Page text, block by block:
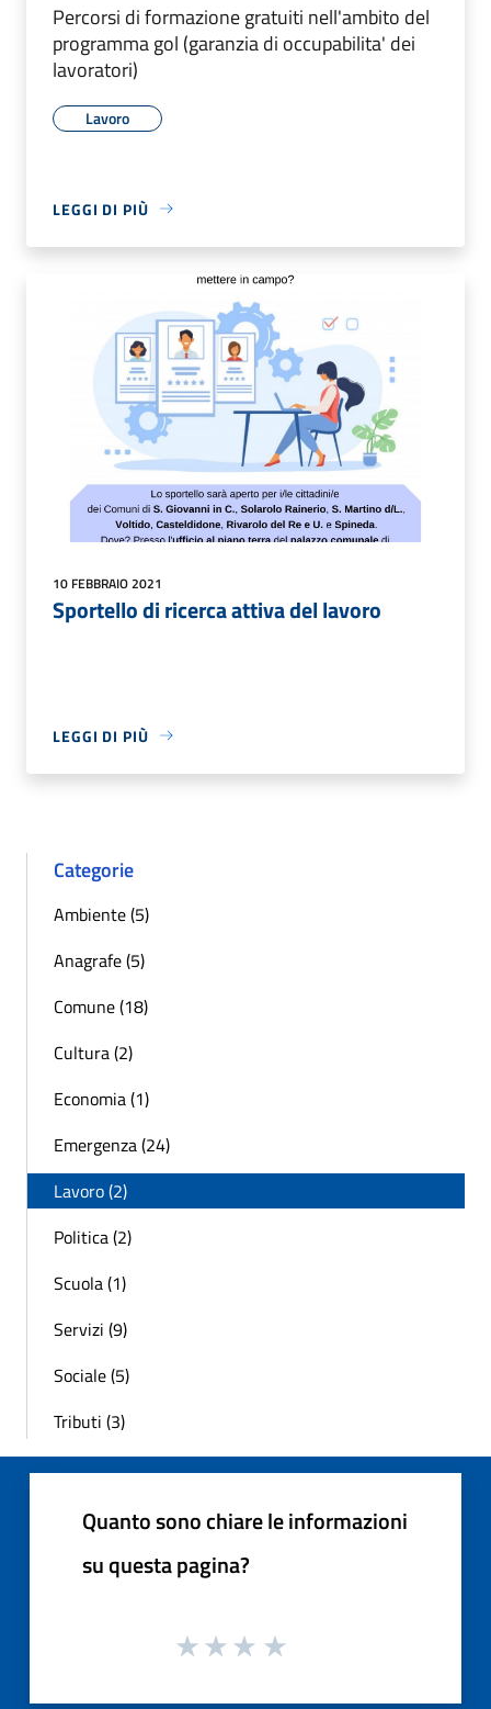
Percorsi di formazione gratuiti nell'ambito del
programma gol (garanzia di occupabilita' dei
lavoratori)
Lavoro
LEGGI DI PIÙ
10 FEBBRAIO 2021
Sportello di ricerca attiva del lavoro
LEGGI DI PIÙ
Categorie
Ambiente (5)
Anagrafe (5)
Comune (18)
Cultura (2)
Economia (1)
Emergenza (24)
Lavoro (2)
Politica (2)
Scuola (1)
Servizi (9)
Sociale (5)
Tributi (3)
Quanto sono chiare le informazioni
su questa pagina?